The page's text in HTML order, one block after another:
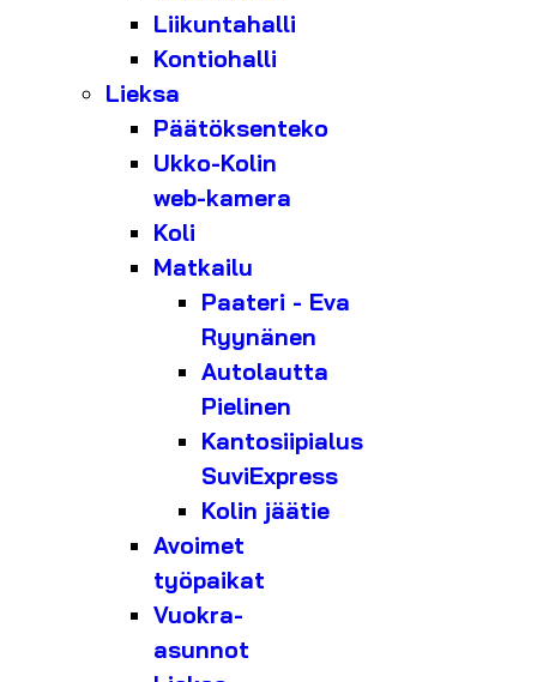
Liikuntahalli
Kontiohalli
Lieksa
Päätöksenteko
Ukko-Kolin
web-kamera
Koli
Matkailu
Paateri - Eva
Ryynänen
Autolautta
Pielinen
Kantosiipialus
SuviExpress
Kolin jäätie
Avoimet
työpaikat
Vuokra-
asunnot